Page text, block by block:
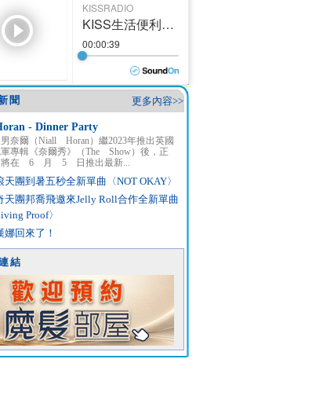
更多內容>>
聞
- Dinner Party
奈爾（Niall Horan）繼2023年推出英國
專輯《奈爾秀》（The Show）後，正
將在 6 月 5 日推出最新...
天團到暑五秒全新單曲〈NOT OKAY〉
天團邦喬飛邀來Jelly Roll合作全新單曲
Proof〉
娜回來了！
結